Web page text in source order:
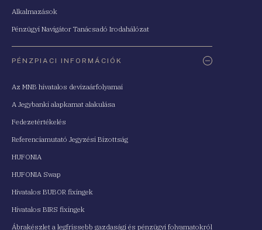
Alkalmazások
Pénzügyi Navigátor Tanácsadó Irodahálózat
PÉNZPIACI INFORMÁCIÓK
Az MNB hivatalos devizaárfolyamai
A Jegybanki alapkamat alakulása
Fedezetértékelés
Referenciamutató Jegyzési Bizottság
HUFONIA
HUFONIA Swap
Hivatalos BUBOR fixingek
Hivatalos BIRS fixingek
Ábrakészlet a legfrissebb gazdasági és pénzügyi folyamatokról